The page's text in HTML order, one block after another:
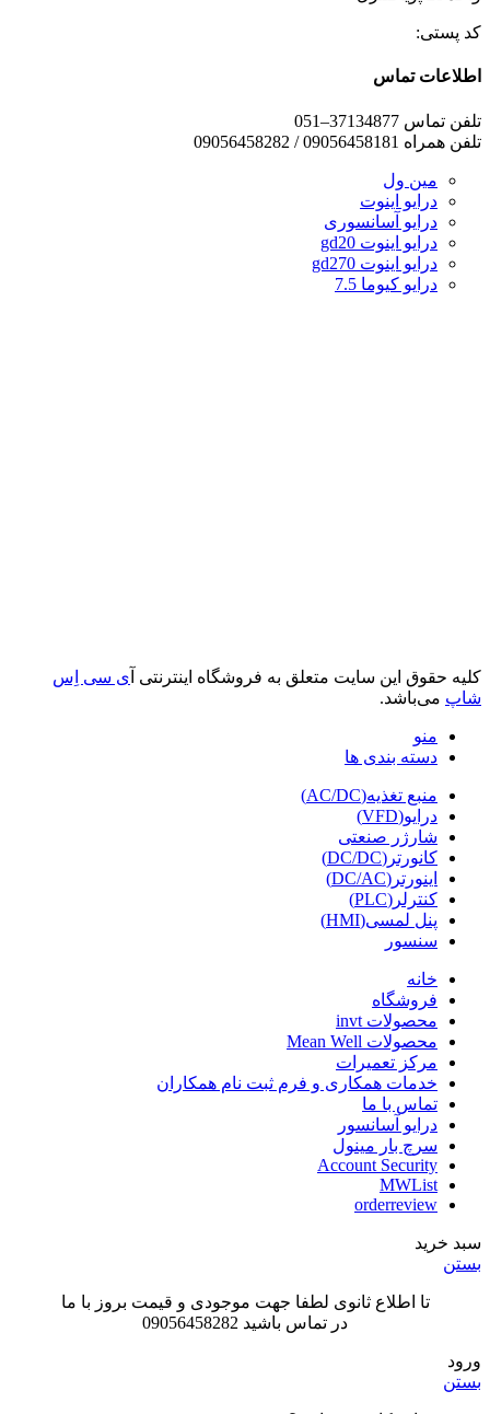
کد پستی:
اطلاعات تماس
تلفن تماس 37134877–051
تلفن همراه 09056458181 / 09056458282
مین ول
درایو اینوت
درایو آسانسوری
درایو اینوت gd20
درایو اینوت gd270
درایو کیوما 7.5
کلیه حقوق این سایت متعلق به فروشگاه اینترنتی آ ی سی اِس
شاپ می‌باشد.
منو
دسته بندی ها
منبع تغذیه(AC/DC)
درایو(VFD)
شارژر صنعتی
کانورتر(DC/DC)
اینورتر(DC/AC)
کنترلر(PLC)
پنل لمسی(HMI)
سنسور
خانه
فروشگاه
محصولات invt
محصولات Mean Well
مرکز تعمیرات
خدمات همکاری و فرم ثبت نام همکاران
تماس با ما
درایو آسانسور
سرچ بار مینول
Account Security
MWList
orderreview
سبد خرید
بستن
تا اطلاع ثانوی لطفا جهت موجودی و قیمت بروز با ما
در تماس باشید 09056458282
ورود
بستن